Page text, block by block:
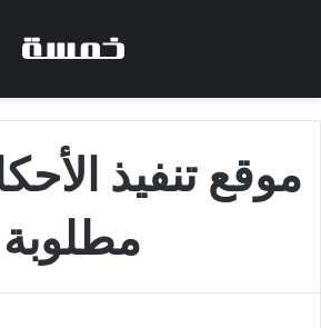
موقع تنفيذ
مطلوبة